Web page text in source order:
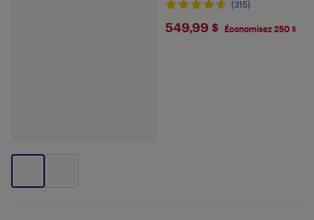
(315)
$549.99
549,99 $ Économisez 250 $